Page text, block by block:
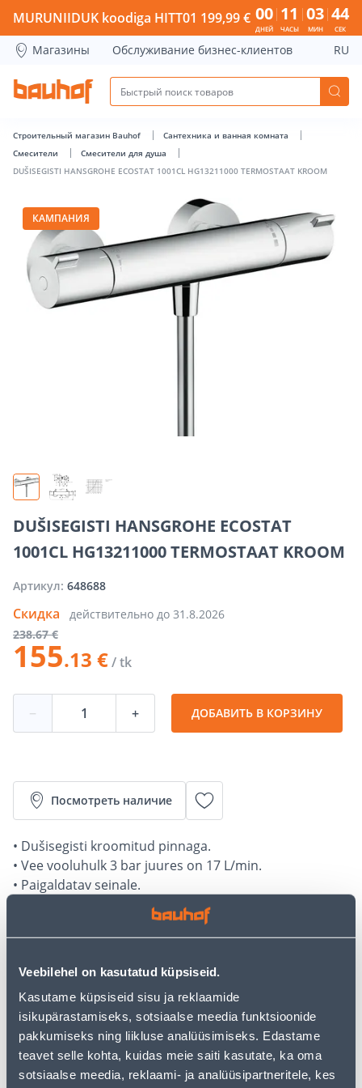
Veebilehel on kasutatud küpsiseid.
Kasutame küpsiseid sisu ja reklaamide
isikupärastamiseks, sotsiaalse meedia funktsioonide
pakkumiseks ning liikluse analüüsimiseks. Edastame
teavet selle kohta, kuidas meie saiti kasutate, ka oma
sotsiaalse meedia, reklaami- ja analüüsipartneritele, kes
DUŠISEGISTI HANSGROHE ECOSTAT 1001CL HG13211000
MURUNIIDUK koodiga HITT01 199,99 € 00
ДНЕЙ
11
ЧАСЫ
03
МИН
43
СЕК
Магазины Обслуживание бизнес-клиентов RU
Строительный магазин Bauhof
Сантехника и ванная комната
Cмесители
Смесители для душа
DUŠISEGISTI HANSGROHE ECOSTAT 1001CL HG13211000 TERMOSTAAT KROOM
КАМПАНИЯ
DUŠISEGISTI HANSGROHE ECOSTAT
1001CL HG13211000 TERMOSTAAT KROOM
Артикул: 648688
Скидка действительно до 31.8.2026
238.67 €
155.13 €/ tk
− + ДОБАВИТЬ В КОРЗИНУ
Посмотреть наличие
• Dušisegisti kroomitud pinnaga.
• Vee vooluhulk 3 bar juures on 17 L/min.
• Paigaldatav seinale.
• Dušivoolik ja -otisk tuleb osta eraldi.
• 14-päevane tagastusõigus.
Калькулятор рассрочки
Депозит
Ежемесячный платеж 25.86 €